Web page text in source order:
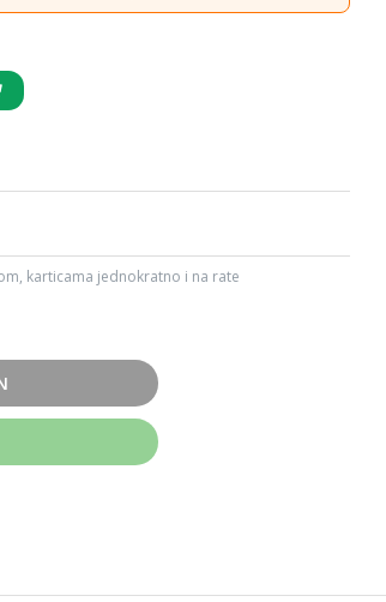
karticama jednokratno i na rate